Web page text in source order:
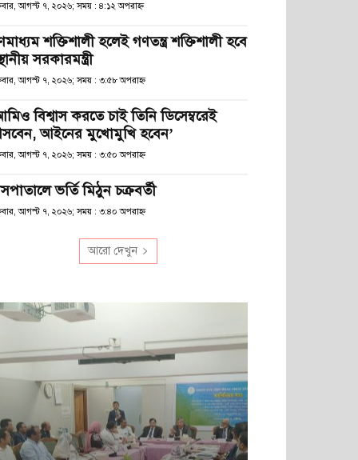
আগস্ট ৭, ২০২৬; সময় : ৪:১২ অপরাহ্ণ
শক্তিশালী হলেই গণতন্ত্র শক্তিশালী হবে
সরকারমন্ত্রী
আগস্ট ৭, ২০২৬; সময় : ৩:৫৮ অপরাহ্ণ
বিশ্বাস করতে চাই তিনি ডিসেম্বরেই
আইনের মুখোমুখি হবেন’
আগস্ট ৭, ২০২৬; সময় : ৩:৫০ অপরাহ্ণ
ভর্তি মিঠুন চক্রবর্তী
আগস্ট ৭, ২০২৬; সময় : ৩:৪০ অপরাহ্ণ
আরো দেখুন